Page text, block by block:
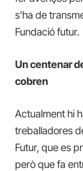
s’ha de
Fundació futur.
Un centenar
cobren
Actualment hi
treballadores
Futur, que es
però que fa